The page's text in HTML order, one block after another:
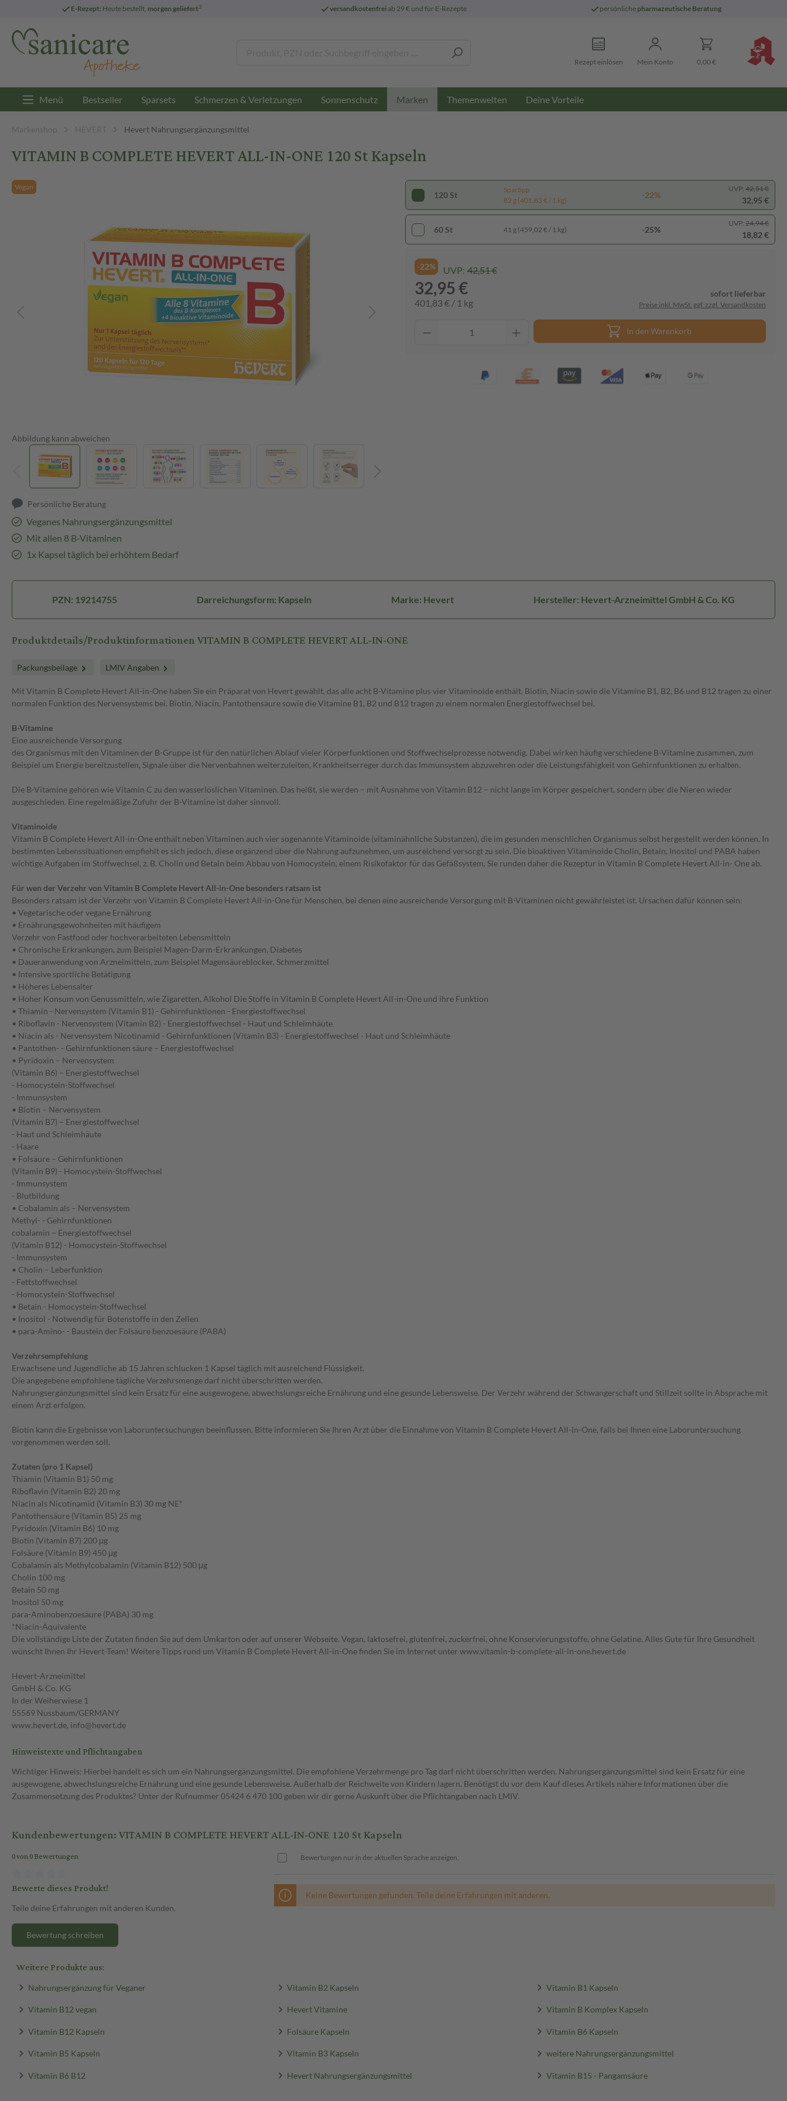
E-Rezept: Heute bestellt, morgen geliefert3 versandkostenfreiab 29 € und für E-Rezepte persönliche pharmazeutische Beratung
Rezept einlösen Mein Konto 0,00 €
Menü Bestseller Sparsets Schmerzen & Verletzungen Sonnenschutz Marken Themenwelten Deine Vorteile
Markenshop HEVERT Hevert Nahrungsergänzungsmittel
VITAMIN B COMPLETE HEVERT ALL-IN-ONE 120 St Kapseln
Vegan
Abbildung kann abweichen
Persönliche Beratung
Veganes Nahrungsergänzungsmittel
Mit allen 8 B-Vitaminen
1x Kapsel täglich bei erhöhtem Bedarf
120 St
Spartipp
82 g (401,83 € / 1 kg)
-22%
UVP: 42,51 €
32,95 €
60 St 41 g (459,02 € / 1 kg) -25%
UVP: 24,94 €
18,82 €
-22% UVP: 42,51 €
32,95 €
401,83 € / 1 kg
sofort lieferbar
Preise inkl. MwSt. ggf. zzgl. Versandkosten
In den Warenkorb
PZN: 19214755 Darreichungsform: Kapseln Marke: Hevert Hersteller: Hevert-Arzneimittel GmbH & Co. KG
Produktdetails/Produktinformationen VITAMIN B COMPLETE HEVERT ALL-IN-ONE
Packungsbeilage LMIV Angaben
Mit Vitamin B Complete Hevert All-in-One haben Sie ein Präparat von Hevert gewählt, das alle acht B-Vitamine plus vier Vitaminoide enthält. Biotin, Niacin sowie die Vitamine B1, B2, B6 und B12 tragen zu einer
normalen Funktion des Nervensystems bei. Biotin, Niacin, Pantothensäure sowie die Vitamine B1, B2 und B12 tragen zu einem normalen Energiestoffwechsel bei.
B-Vitamine
Eine ausreichende Versorgung
des Organismus mit den Vitaminen der B-Gruppe ist für den natürlichen Ablauf vieler Körperfunktionen und Stoffwechselprozesse notwendig. Dabei wirken häufig verschiedene B-Vitamine zusammen, zum
Beispiel um Energie bereitzustellen, Signale über die Nervenbahnen weiterzuleiten, Krankheitserreger durch das Immunsystem abzuwehren oder die Leistungsfähigkeit von Gehirnfunktionen zu erhalten.
Die B-Vitamine gehören wie Vitamin C zu den wasserlöslichen Vitaminen. Das heißt, sie werden – mit Ausnahme von Vitamin B12 – nicht lange im Körper gespeichert, sondern über die Nieren wieder
ausgeschieden. Eine regelmäßige Zufuhr der B-Vitamine ist daher sinnvoll.
Vitaminoide
Vitamin B Complete Hevert All-in-One enthält neben Vitaminen auch vier sogenannte Vitaminoide (vitaminähnliche Substanzen), die im gesunden menschlichen Organismus selbst hergestellt werden können. In
bestimmten Lebenssituationen empfiehlt es sich jedoch, diese ergänzend über die Nahrung aufzunehmen, um ausreichend versorgt zu sein. Die bioaktiven Vitaminoide Cholin, Betain, Inositol und PABA haben
wichtige Aufgaben im Stoffwechsel, z. B. Cholin und Betain beim Abbau von Homocystein, einem Risikofaktor für das Gefäßsystem. Sie runden daher die Rezeptur in Vitamin B Complete Hevert All-in- One ab.
Für wen der Verzehr von Vitamin B Complete Hevert All-in-One besonders ratsam ist
Besonders ratsam ist der Verzehr von Vitamin B Complete Hevert All-in-One für Menschen, bei denen eine ausreichende Versorgung mit B-Vitaminen nicht gewährleistet ist. Ursachen dafür können sein:
• Vegetarische oder vegane Ernährung
• Ernährungsgewohnheiten mit häufigem
Verzehr von Fastfood oder hochverarbeiteten Lebensmitteln
• Chronische Erkrankungen, zum Beispiel Magen-Darm-Erkrankungen, Diabetes
• Daueranwendung von Arzneimitteln, zum Beispiel Magensäureblocker, Schmerzmittel
• Intensive sportliche Betätigung
• Höheres Lebensalter
• Hoher Konsum von Genussmitteln, wie Zigaretten, Alkohol Die Stoffe in Vitamin B Complete Hevert All-in-One und ihre Funktion
• Thiamin - Nervensystem (Vitamin B1) - Gehirnfunktionen - Energiestoffwechsel
• Riboflavin - Nervensystem (Vitamin B2) - Energiestoffwechsel - Haut und Schleimhäute
• Niacin als - Nervensystem Nicotinamid - Gehirnfunktionen (Vitamin B3) - Energiestoffwechsel - Haut und Schleimhäute
• Pantothen- - Gehirnfunktionen säure – Energiestoffwechsel
• Pyridoxin – Nervensystem
(Vitamin B6) – Energiestoffwechsel
- Homocystein-Stoffwechsel
- Immunsystem
• Biotin – Nervensystem
(Vitamin B7) – Energiestoffwechsel
- Haut und Schleimhäute
- Haare
• Folsäure – Gehirnfunktionen
(Vitamin B9) - Homocystein-Stoffwechsel
- Immunsystem
- Blutbildung
• Cobalamin als – Nervensystem
Methyl- - Gehirnfunktionen
cobalamin – Energiestoffwechsel
(Vitamin B12) - Homocystein-Stoffwechsel
- Immunsystem
• Cholin – Leberfunktion
- Fettstoffwechsel
- Homocystein-Stoffwechsel
• Betain - Homocystein-Stoffwechsel
• Inositol - Notwendig für Botenstoffe in den Zellen
• para-Amino- - Baustein der Folsäure benzoesäure (PABA)
Verzehrsempfehlung
Erwachsene und Jugendliche ab 15 Jahren schlucken 1 Kapsel täglich mit ausreichend Flüssigkeit.
Die angegebene empfohlene tägliche Verzehrsmenge darf nicht überschritten werden.
Nahrungsergänzungsmittel sind kein Ersatz für eine ausgewogene, abwechslungsreiche Ernährung und eine gesunde Lebensweise. Der Verzehr während der Schwangerschaft und Stillzeit sollte in Absprache mit
einem Arzt erfolgen.
Biotin kann die Ergebnisse von Laboruntersuchungen beeinflussen. Bitte informieren Sie Ihren Arzt über die Einnahme von Vitamin B Complete Hevert All-in-One, falls bei Ihnen eine Laboruntersuchung
vorgenommen werden soll.
Zutaten (pro 1 Kapsel)
Thiamin (Vitamin B1) 50 mg
Riboflavin (Vitamin B2) 20 mg
Niacin als Nicotinamid (Vitamin B3) 30 mg NE*
Pantothensäure (Vitamin B5) 25 mg
Pyridoxin (Vitamin B6) 10 mg
Biotin (Vitamin B7) 200 μg
Folsäure (Vitamin B9) 450 μg
Cobalamin als Methylcobalamin (Vitamin B12) 500 μg
Cholin 100 mg
Betain 50 mg
Inositol 50 mg
para-Aminobenzoesäure (PABA) 30 mg
*Niacin-Äquivalente
Die vollständige Liste der Zutaten finden Sie auf dem Umkarton oder auf unserer Webseite. Vegan, laktosefrei, glutenfrei, zuckerfrei, ohne Konservierungsstoffe, ohne Gelatine. Alles Gute für Ihre Gesundheit
wünscht Ihnen Ihr Hevert-Team! Weitere Tipps rund um Vitamin B Complete Hevert All-in-One finden Sie im Internet unter www.vitamin-b-complete-all-in-one.hevert.de
Hevert-Arzneimittel
GmbH & Co. KG
In der Weiherwiese 1
55569 Nussbaum/GERMANY
www.hevert.de, info@hevert.de
Hinweistexte und Pflichtangaben
Wichtiger Hinweis: Hierbei handelt es sich um ein Nahrungsergänzungsmittel. Die empfohlene Verzehrmenge pro Tag darf nicht überschritten werden. Nahrungsergänzungsmittel sind kein Ersatz für eine
ausgewogene, abwechslungsreiche Ernährung und eine gesunde Lebensweise. Außerhalb der Reichweite von Kindern lagern. Benötigst du vor dem Kauf dieses Artikels nähere Informationen über die
Zusammensetzung des Produktes? Unter der Rufnummer 05424 6 470 100 geben wir dir gerne Auskunft über die Pflichtangaben nach LMIV.
Kundenbewertungen: VITAMIN B COMPLETE HEVERT ALL-IN-ONE 120 St Kapseln
0 von 0 Bewertungen
Bewerte dieses Produkt!
Teile deine Erfahrungen mit anderen Kunden.
Bewertung schreiben
Bewertungen nur in der aktuellen Sprache anzeigen.
Keine Bewertungen gefunden. Teile deine Erfahrungen mit anderen.
Weitere Produkte aus:
Nahrungsergänzung für Veganer Vitamin B2 Kapseln Vitamin B1 Kapseln
Vitamin B12 vegan Hevert Vitamine Vitamin B Komplex Kapseln
Vitamin B12 Kapseln Folsäure Kapseln Vitamin B6 Kapseln
Vitamin B5 Kapseln Vitamin B3 Kapseln weitere Nahrungsergänzungsmittel
Vitamin B6 B12 Hevert Nahrungsergänzungsmittel Vitamin B15 - Pangamsäure